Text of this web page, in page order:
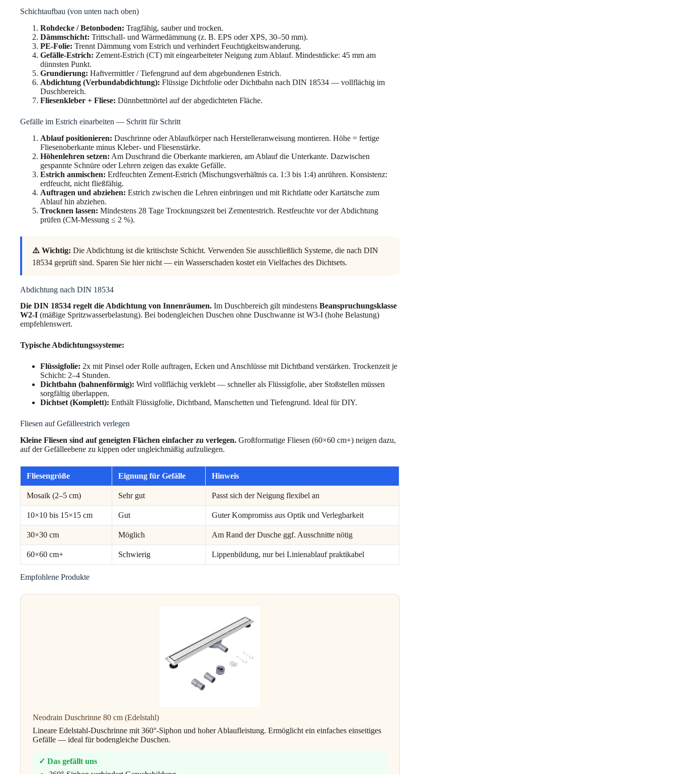
Schichtaufbau (von unten nach oben)
Rohdecke / Betonboden: Tragfähig, sauber und trocken.
Dämmschicht: Trittschall- und Wärmedämmung (z. B. EPS oder XPS, 30–50 mm).
PE-Folie: Trennt Dämmung vom Estrich und verhindert Feuchtigkeitswanderung.
Gefälle-Estrich: Zement-Estrich (CT) mit eingearbeiteter Neigung zum Ablauf. Mindestdicke: 45 mm am
dünnsten Punkt.
Grundierung: Haftvermittler / Tiefengrund auf dem abgebundenen Estrich.
Abdichtung (Verbundabdichtung): Flüssige Dichtfolie oder Dichtbahn nach DIN 18534 — vollflächig im
Duschbereich.
Fliesenkleber + Fliese: Dünnbettmörtel auf der abgedichteten Fläche.
Gefälle im Estrich einarbeiten — Schritt für Schritt
Ablauf positionieren: Duschrinne oder Ablaufkörper nach Herstelleranweisung montieren. Höhe = fertige
Fliesenoberkante minus Kleber- und Fliesenstärke.
Höhenlehren setzen: Am Duschrand die Oberkante markieren, am Ablauf die Unterkante. Dazwischen
gespannte Schnüre oder Lehren zeigen das exakte Gefälle.
Estrich anmischen: Erdfeuchten Zement-Estrich (Mischungsverhältnis ca. 1:3 bis 1:4) anrühren. Konsistenz:
erdfeucht, nicht fließfähig.
Auftragen und abziehen: Estrich zwischen die Lehren einbringen und mit Richtlatte oder Kartätsche zum
Ablauf hin abziehen.
Trocknen lassen: Mindestens 28 Tage Trocknungszeit bei Zementestrich. Restfeuchte vor der Abdichtung
prüfen (CM-Messung ≤ 2 %).
⚠️ Wichtig: Die Abdichtung ist die kritischste Schicht. Verwenden Sie ausschließlich Systeme, die nach DIN
18534 geprüft sind. Sparen Sie hier nicht — ein Wasserschaden kostet ein Vielfaches des Dichtsets.
Abdichtung nach DIN 18534
Die DIN 18534 regelt die Abdichtung von Innenräumen. Im Duschbereich gilt mindestens Beanspruchungsklasse
W2-I (mäßige Spritzwasserbelastung). Bei bodengleichen Duschen ohne Duschwanne ist W3-I (hohe Belastung)
empfehlenswert.
Typische Abdichtungssysteme:
Flüssigfolie: 2x mit Pinsel oder Rolle auftragen, Ecken und Anschlüsse mit Dichtband verstärken. Trockenzeit je
Schicht: 2–4 Stunden.
Dichtbahn (bahnenförmig): Wird vollflächig verklebt — schneller als Flüssigfolie, aber Stoßstellen müssen
sorgfältig überlappen.
Dichtset (Komplett): Enthält Flüssigfolie, Dichtband, Manschetten und Tiefengrund. Ideal für DIY.
Fliesen auf Gefälleestrich verlegen
Kleine Fliesen sind auf geneigten Flächen einfacher zu verlegen. Großformatige Fliesen (60×60 cm+) neigen dazu,
auf der Gefälleebene zu kippen oder ungleichmäßig aufzuliegen.
Fliesengröße Eignung für Gefälle Hinweis
Mosaik (2–5 cm) Sehr gut Passt sich der Neigung flexibel an
10×10 bis 15×15 cm Gut Guter Kompromiss aus Optik und Verlegbarkeit
30×30 cm Möglich Am Rand der Dusche ggf. Ausschnitte nötig
60×60 cm+ Schwierig Lippenbildung, nur bei Linienablauf praktikabel
Empfohlene Produkte
Neodrain Duschrinne 80 cm (Edelstahl)
Lineare Edelstahl-Duschrinne mit 360°-Siphon und hoher Ablaufleistung. Ermöglicht ein einfaches einseitiges
Gefälle — ideal für bodengleiche Duschen.
✓ Das gefällt uns